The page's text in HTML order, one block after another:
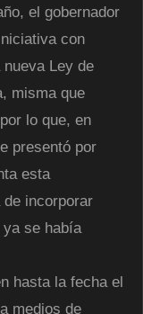
el gobernador
con
Ley de
misma que
lo que, en
presentó por
esta
de incorporar
se había
hasta la fecha el
medios de